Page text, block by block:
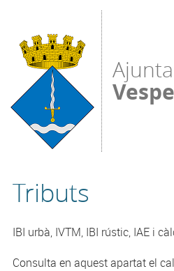
Tributs
IBI urbà, IVTM, IBI rústic, IAE i
Consulta en aquest apartat el